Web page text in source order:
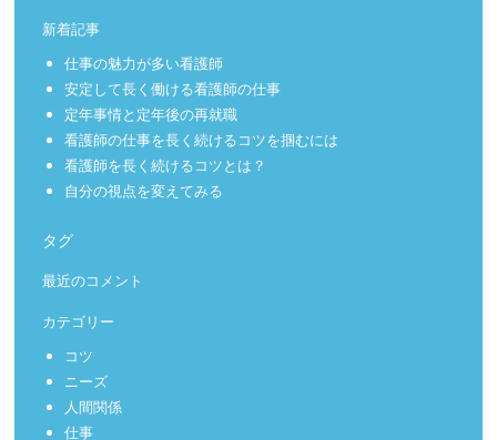
新着記事
仕事の魅力が多い看護師
安定して長く働ける看護師の仕事
定年事情と定年後の再就職
看護師の仕事を長く続けるコツを掴むには
看護師を長く続けるコツとは？
自分の視点を変えてみる
タグ
最近のコメント
カテゴリー
コツ
ニーズ
人間関係
仕事